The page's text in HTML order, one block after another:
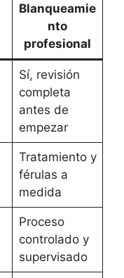
Blanqueamie
nto
profesional
Sí, revisión
completa
antes de
empezar
Tratamiento y
férulas a
medida
Proceso
controlado y
supervisado